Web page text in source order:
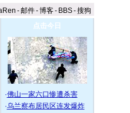
-邮件-博客- BBS-搜狗
点击今日
·佛山一家六口惨遭杀害
·乌兰察布居民区连发爆炸